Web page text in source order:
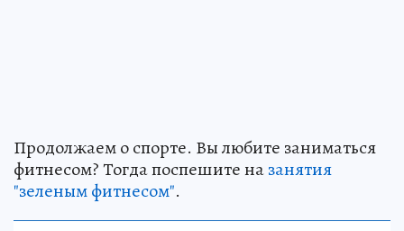
Продолжаем о спорте. Вы любите заниматься
фитнесом? Тогда поспешите назанятия
"зеленым фитнесом".